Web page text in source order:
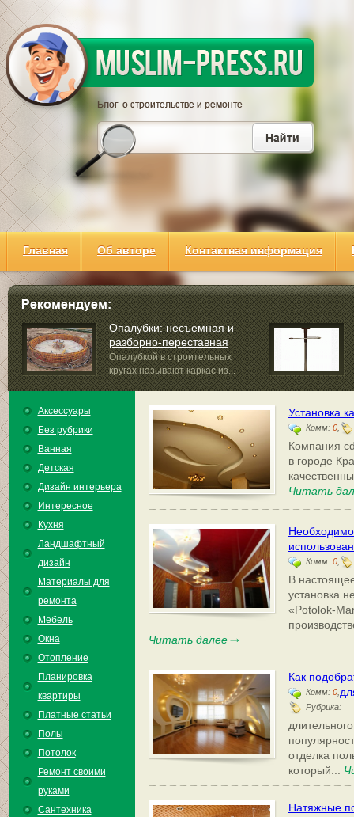
Главная Об авторе Контактная информация
Опалубки: несъемная и
разборно-переставная
Опалубкой в строительных
кругах называют каркас из...
Аксессуары
Без рубрики
Ванная
Детская
Дизайн интерьера
Интересное
Кухня
Ландшафтный
дизайн
Материалы для
ремонта
Мебель
Окна
Отопление
Планировка
квартиры
Платные статьи
Полы
Потолок
Ремонт своими
руками
Сантехника
Установка
Комм: 0,
Компания
в городе
Читать
Комм: 0,
В
установка
«Potolok-
Читать далее
Как
Комм: 0,
Рубрика:
отделка
который...
Натяжные